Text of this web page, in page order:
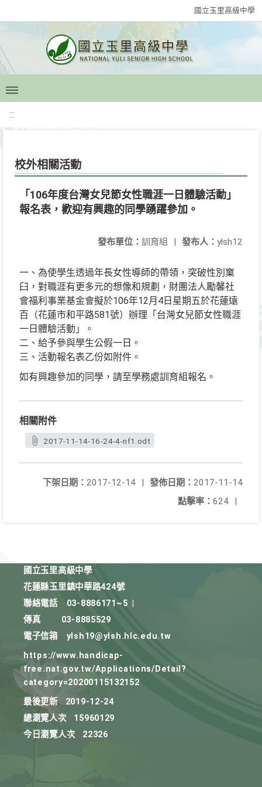
國立玉里高級中學
:::
校外相關活動
「106年度台灣女兒節女性職涯一日體驗活動」
報名表，歡迎有興趣的同學踴躍參加。
發布人： ylsh12
發布單位： 訓育組 |
一、為使學生透過年長女性導師的帶領，突破性別窠
臼，對職涯有更多元的想像和規劃，財團法人勵馨社
會福利事業基金會擬於106年12月4日星期五於花蓮遠
百（花蓮市和平路581號）辦理「台灣女兒節女性職涯
一日體驗活動」。
二、給予參與學生公假一日。
三、活動報名表乙份如附件。
如有興趣參加的同學，請至學務處訓育組報名。
相關附件
2017-11-14-16-24-4-nf1.odt
發佈日期： 2017-11-14
下架日期： 2017-12-14
|
點擊率： 624 |
國立玉里高級中學
花蓮縣玉里鎮中華路424號
聯絡電話
03-8886171~5
傳真
03-8885529
電子信箱
ylsh19@ylsh.hlc.edu.tw
https://www.handicap-
free.nat.gov.tw/Applications/Detail?
category=20200115132152
最後更新
2019-12-24
總瀏覽人次
15960129
今日瀏覽人次
22326